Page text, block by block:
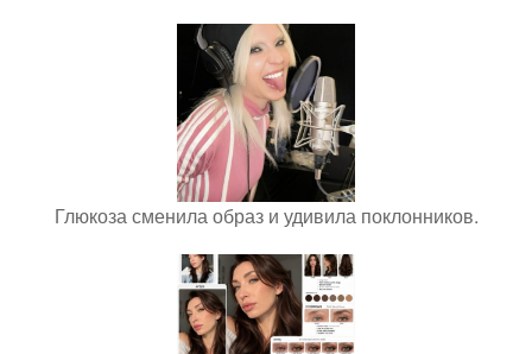
Глюкоза сменила образ и удивила поклонников.